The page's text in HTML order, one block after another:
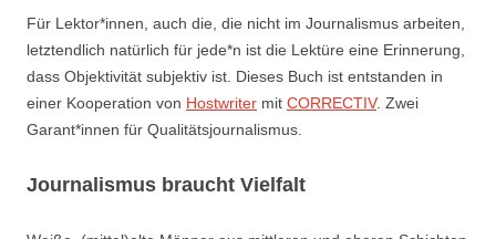
Für Lektor*innen, auch die, die nicht im Journalismus arbeiten,
letztendlich natürlich für jede*n ist die Lektüre eine Erinnerung,
dass Objektivität subjektiv ist. Dieses Buch ist entstanden in
einer Kooperation von Hostwriter mit CORRECTIV. Zwei
Garant*innen für Qualitätsjournalismus.
Journalismus braucht Vielfalt